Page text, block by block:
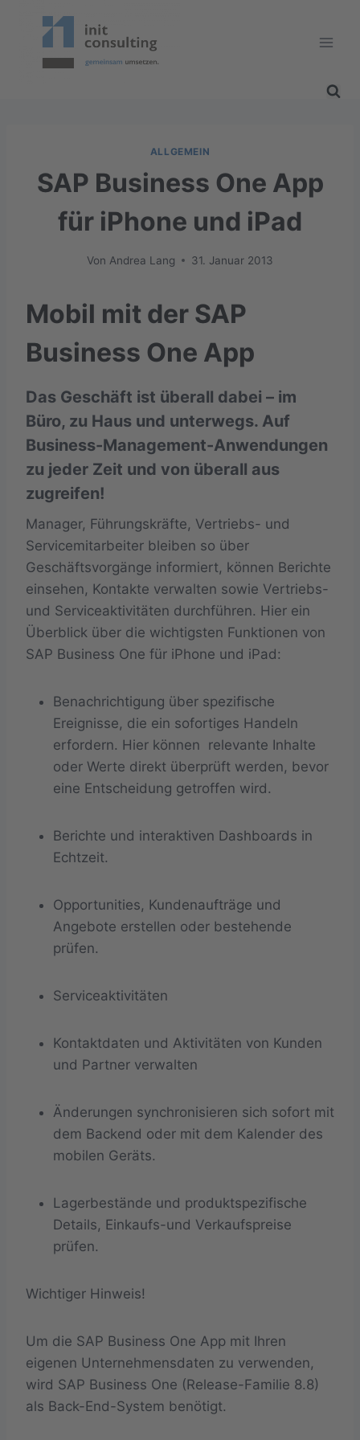
ALLGEMEIN
SAP Business One App
für iPhone und iPad
Von Andrea Lang 31. Januar 2013
Mobil mit der SAP
Business One App
Das Geschäft ist überall dabei – im
Büro, zu Haus und unterwegs. Auf
Business-Management-Anwendungen
zu jeder Zeit und von überall aus
zugreifen!
Manager, Führungskräfte, Vertriebs- und
Servicemitarbeiter bleiben so über
Geschäftsvorgänge informiert, können Berichte
einsehen, Kontakte verwalten sowie Vertriebs-
und Serviceaktivitäten durchführen. Hier ein
Überblick über die wichtigsten Funktionen von
SAP Business One für iPhone und iPad:
Benachrichtigung über spezifische
Ereignisse, die ein sofortiges Handeln
erfordern. Hier können relevante Inhalte
oder Werte direkt überprüft werden, bevor
eine Entscheidung getroffen wird.
Berichte und interaktiven Dashboards in
Echtzeit.
Opportunities, Kundenaufträge und
Angebote erstellen oder bestehende
prüfen.
Serviceaktivitäten
Kontaktdaten und Aktivitäten von Kunden
und Partner verwalten
Änderungen synchronisieren sich sofort mit
dem Backend oder mit dem Kalender des
mobilen Geräts.
Lagerbestände und produktspezifische
Details, Einkaufs-und Verkaufspreise
prüfen.
Wichtiger Hinweis!
Um die SAP Business One App mit Ihren
eigenen Unternehmensdaten zu verwenden,
wird SAP Business One (Release-Familie 8.8)
als Back-End-System benötigt.